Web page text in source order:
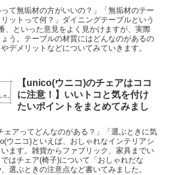
って無垢材の方がいいの？」「無垢材のテー
ットって何？」ダイニングテーブルという
、といった意見をよく見かけますが、実際
う。テーブルの材質にはどんなのがあるの
デメリットなどについてみていきます。
【unico(ウニコ)のチェアはココ
に注意！】いいトコと気を付け
たいポイントをまとめてみまし
ェアってどんなのがある？」「選ぶときに気
ウニコ)といえば、おしゃれなインテリアシ
ます。雑貨からファブリック、家具までい
はチェア(椅子)について「おしゃれだな
選ぶときの注意点など書いてみました。